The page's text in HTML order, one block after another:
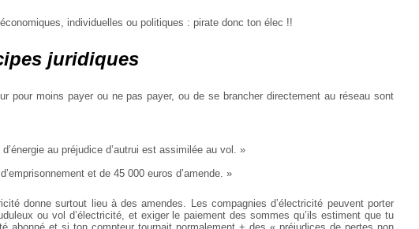
individuelles ou politiques : pirate donc ton élec !!
juridiques
pour moins payer ou ne pas payer, ou de se brancher directement au réseau sont
au préjudice d’autrui est assimilée au vol. »
et de 45 000 euros d’amende. »
donne surtout lieu à des amendes. Les compagnies d’électricité peuvent porter
ou vol d’électricité, et exiger le paiement des sommes qu’ils estiment que tu